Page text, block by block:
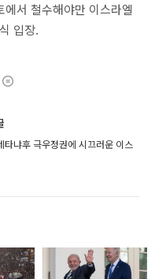
서 철수해야만 이스라엘
입장.
냐후 극우정권에 시끄러운 이스